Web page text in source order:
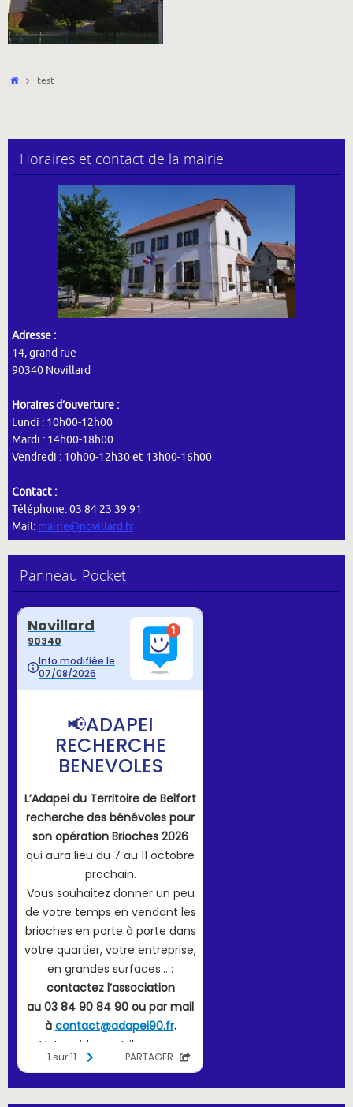
Accueil
test
Horaires et contact de la mairie
Adresse :
14, grand rue
90340 Novillard
Horaires d’ouverture :
Lundi : 10h00-12h00
Mardi : 14h00-18h00
Vendredi : 10h00-12h30 et 13h00-16h00
Contact :
Téléphone: 03 84 23 39 91
Mail: mairie@novillard.fr
Panneau Pocket